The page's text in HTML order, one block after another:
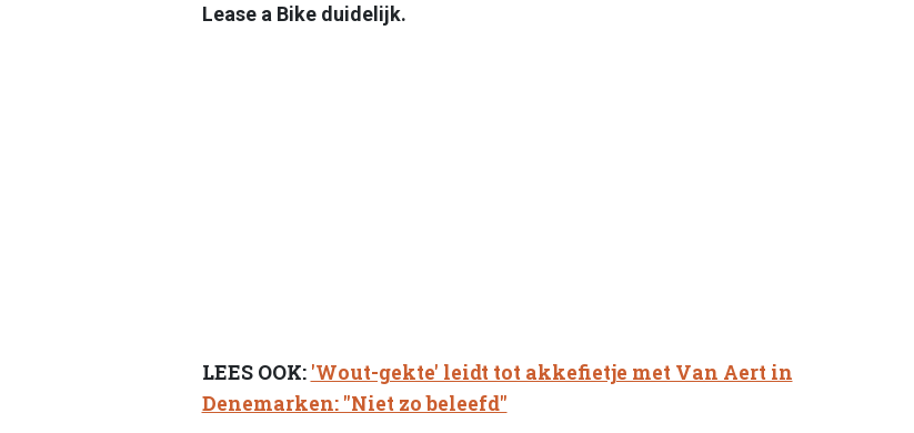
Lease a Bike duidelijk.
LEES OOK: 'Wout-gekte' leidt tot akkefietje met Van Aert in
Denemarken: "Niet zo beleefd"